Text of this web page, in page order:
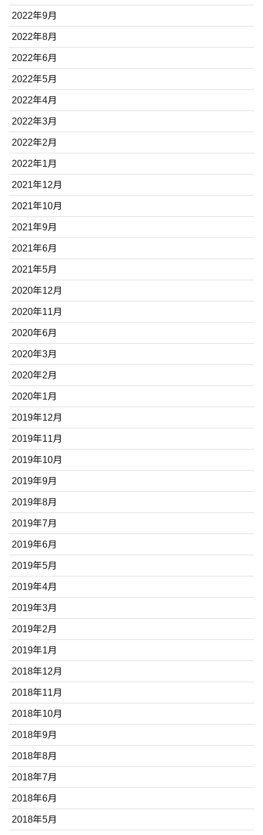
2022年9月
2022年8月
2022年6月
2022年5月
2022年4月
2022年3月
2022年2月
2022年1月
2021年12月
2021年10月
2021年9月
2021年6月
2021年5月
2020年12月
2020年11月
2020年6月
2020年3月
2020年2月
2020年1月
2019年12月
2019年11月
2019年10月
2019年9月
2019年8月
2019年7月
2019年6月
2019年5月
2019年4月
2019年3月
2019年2月
2019年1月
2018年12月
2018年11月
2018年10月
2018年9月
2018年8月
2018年7月
2018年6月
2018年5月